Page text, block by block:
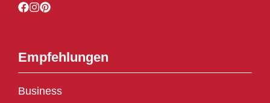
Empfehlungen
Business